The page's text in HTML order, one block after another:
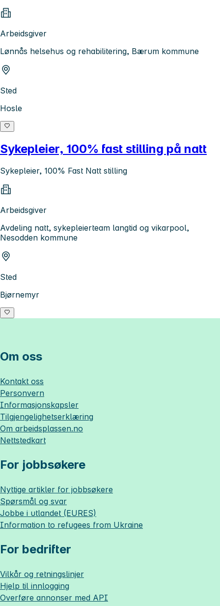
Arbeidsgiver
Lønnås helsehus og rehabilitering, Bærum kommune
Sted
Hosle
Sykepleier, 100% fast stilling på natt
Sykepleier, 100% Fast Natt stilling
Arbeidsgiver
Avdeling natt, sykepleierteam langtid og vikarpool,
Nesodden kommune
Sted
Bjørnemyr
Om oss
Kontakt oss
Personvern
Informasjonskapsler
Tilgjengelighetserklæring
Om arbeidsplassen.no
Nettstedkart
For jobbsøkere
Nyttige artikler for jobbsøkere
Spørsmål og svar
Jobbe i utlandet (EURES)
Information to refugees from Ukraine
For bedrifter
Vilkår og retningslinjer
Hjelp til innlogging
Overføre annonser med API